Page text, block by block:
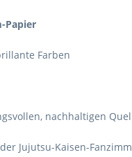
Papier
Farben
nachhaltigen
Jujutsu-Kaisen-